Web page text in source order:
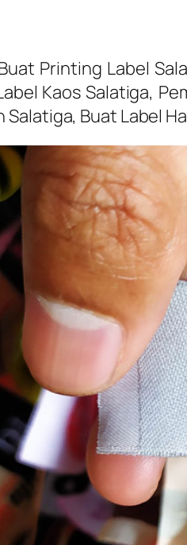
Printing Label
Kaos Salatiga,
Salatiga, Buat Label